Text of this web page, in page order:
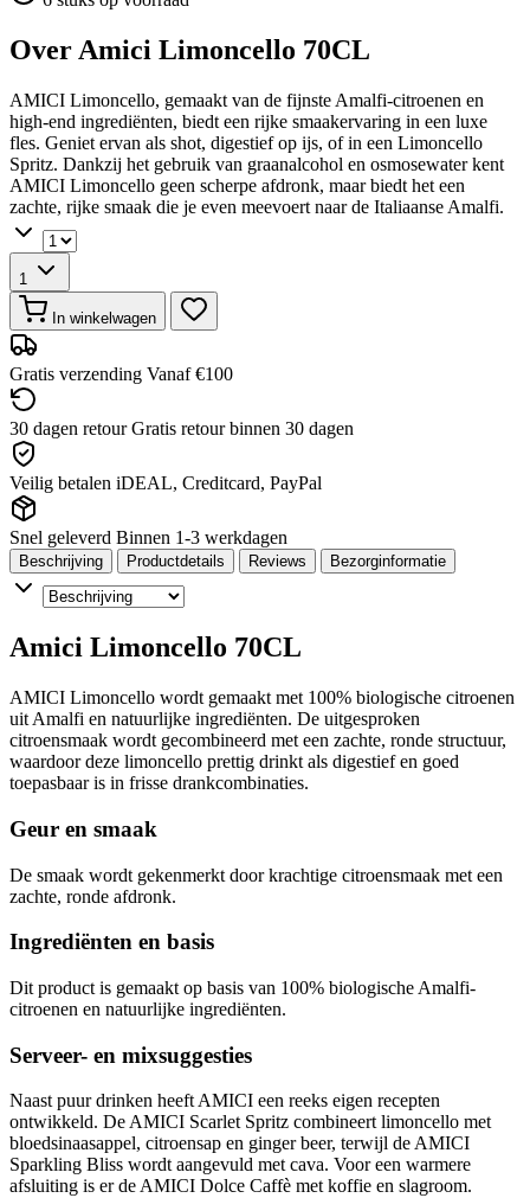
Over Amici Limoncello 70CL
AMICI Limoncello, gemaakt van de fijnste Amalfi-citroenen en
high-end ingrediënten, biedt een rijke smaakervaring in een luxe
fles. Geniet ervan als shot, digestief op ijs, of in een Limoncello
Spritz. Dankzij het gebruik van graanalcohol en osmosewater kent
AMICI Limoncello geen scherpe afdronk, maar biedt het een
zachte, rijke smaak die je even meevoert naar de Italiaanse Amalfi.
1
In winkelwagen
Gratis verzending Vanaf €100
30 dagen retour Gratis retour binnen 30 dagen
Veilig betalen iDEAL, Creditcard, PayPal
Snel geleverd Binnen 1-3 werkdagen
Beschrijving Productdetails Reviews Bezorginformatie
Amici Limoncello 70CL
AMICI Limoncello wordt gemaakt met 100% biologische citroenen
uit Amalfi en natuurlijke ingrediënten. De uitgesproken
citroensmaak wordt gecombineerd met een zachte, ronde structuur,
waardoor deze limoncello prettig drinkt als digestief en goed
toepasbaar is in frisse drankcombinaties.
Geur en smaak
De smaak wordt gekenmerkt door krachtige citroensmaak met een
zachte, ronde afdronk.
Ingrediënten en basis
Dit product is gemaakt op basis van 100% biologische Amalfi-
citroenen en natuurlijke ingrediënten.
Serveer- en mixsuggesties
Naast puur drinken heeft AMICI een reeks eigen recepten
ontwikkeld. De AMICI Scarlet Spritz combineert limoncello met
bloedsinaasappel, citroensap en ginger beer, terwijl de AMICI
Sparkling Bliss wordt aangevuld met cava. Voor een warmere
afsluiting is er de AMICI Dolce Caffè met koffie en slagroom.